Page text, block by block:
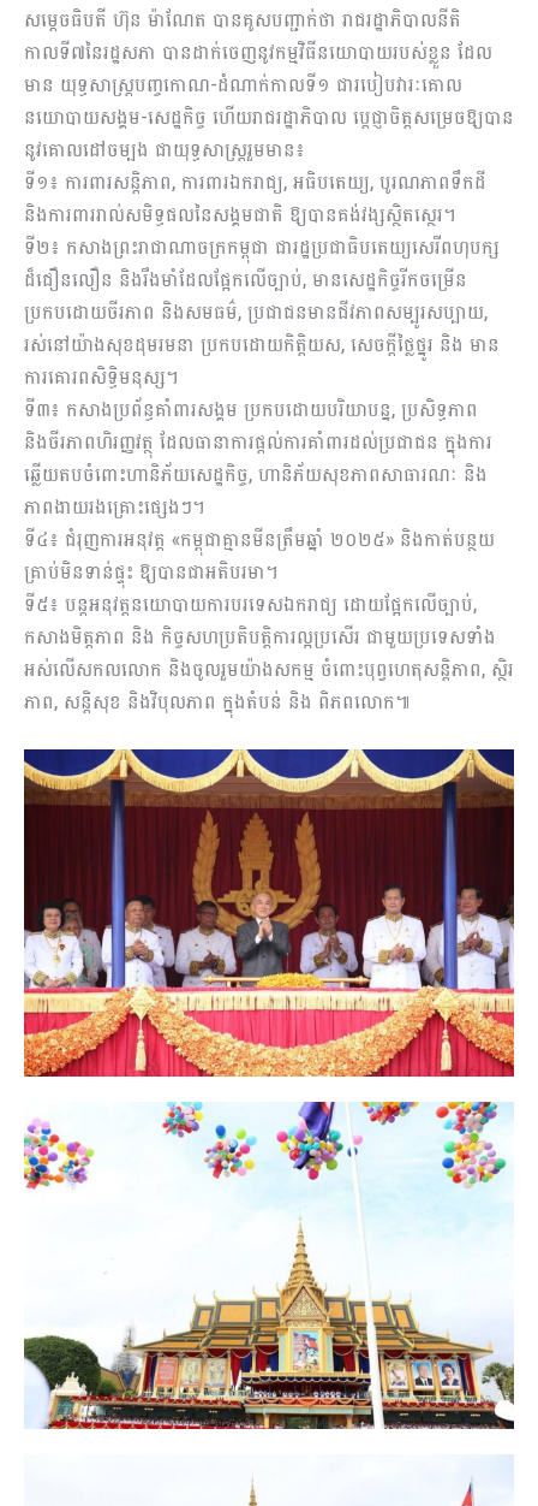
សម្តេចធិបតី ហ៊ុន ម៉ាណែត បានគូសបញ្ជាក់ថា រាជរដ្ឋាភិបាលនីតិ
កាលទី៧នៃរដ្ឋសភា បានដាក់ចេញនូវកម្មវិធីនយោបាយរបស់ខ្លួន ដែល
មាន យុទ្ធសាស្ត្របញ្ចកោណ-ដំណាក់កាលទី១ ជារបៀបវារៈគោល
នយោបាយសង្គម-សេដ្ឋកិច្ច ហើយរាជរដ្ឋាភិបាល ប្តេជ្ញាចិត្តសម្រេចឱ្យបាន
នូវគោលដៅចម្បង ជាយុទ្ធសាស្ត្ររួមមាន៖
ទី១៖ ការពារសន្តិភាព, ការពារឯករាជ្យ, អធិបតេយ្យ, បូរណភាពទឹកដី
និងការពាររាល់សមិទ្ធផលនៃសង្គមជាតិ ឱ្យបានគង់វង្សស្ថិតស្ថេរ។
ទី២៖ កសាងព្រះរាជាណាចក្រកម្ពុជា ជារដ្ឋប្រជាធិបតេយ្យសេរីពហុបក្ស
ដ៏ជឿនលឿន និងរឹងមាំដែលផ្អែកលើច្បាប់, មានសេដ្ឋកិច្ចរីកចម្រើន
ប្រកបដោយចីរភាព និងសមធម៌, ប្រជាជនមានជីវភាពសម្បូរសប្បាយ,
រស់នៅយ៉ាងសុខដុមរមនា ប្រកបដោយកិត្តិយស, សេចក្តីថ្លៃថ្នូរ និង មាន
ការគោរពសិទ្ធិមនុស្ស។
ទី៣៖ កសាងប្រព័ន្ធគាំពារសង្គម ប្រកបដោយបរិយាបន្ន, ប្រសិទ្ធភាព
និងចីរភាពហិរញ្ញវត្ថុ ដែលធានាការផ្តល់ការគាំពារដល់ប្រជាជន ក្នុងការ
ឆ្លើយតបចំពោះហានិភ័យសេដ្ឋកិច្ច, ហានិភ័យសុខភាពសាធារណៈ និង
ភាពងាយរងគ្រោះផ្សេងៗ។
ទី៤៖ ជំរុញការអនុវត្ត «កម្ពុជាគ្មានមីនត្រឹមឆ្នាំ ២០២៥» និងកាត់បន្ថយ
គ្រាប់មិនទាន់ផ្ទុះ ឱ្យបានជាអតិបរមា។
ទី៥៖ បន្តអនុវត្តនយោបាយការបរទេសឯករាជ្យ ដោយផ្អែកលើច្បាប់,
កសាងមិត្តភាព និង កិច្ចសហប្រតិបត្តិការល្អប្រសើរ ជាមួយប្រទេសទាំង
អស់លើសកលលោក និងចូលរួមយ៉ាងសកម្ម ចំពោះបុព្វហេតុសន្តិភាព, ស្ថិរ
ភាព, សន្តិសុខ និងវិបុលភាព ក្នុងតំបន់ និង ពិភពលោក៕